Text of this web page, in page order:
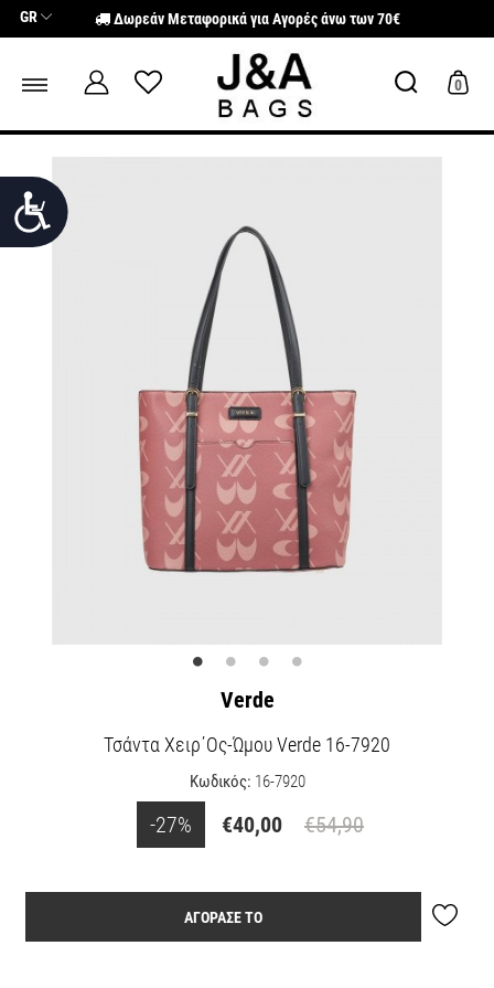
Σημείωση:
Αυτός
περιλαμβάνει
προσβασιμότητας.
Προσιτότητα
GR Δωρεάν Μεταφορικά για Αγορές άνω των 70€
0
Verde
Τσάντα Χειρ΄ος-Ώμου Verde 16-7920
Κωδικός: 16-7920
-27% €40,00 €54,90
ΑΓΟΡΑΣΕ ΤΟ